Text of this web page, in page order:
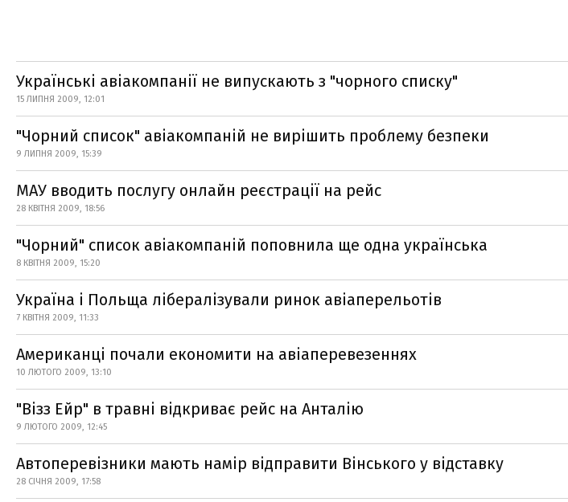
Українські авіакомпанії не випускають з "чорного списку"
15 ЛИПНЯ 2009, 12:01
"Чорний список" авіакомпаній не вирішить проблему безпеки
9 ЛИПНЯ 2009, 15:39
МАУ вводить послугу онлайн реєстрації на рейс
28 КВІТНЯ 2009, 18:56
"Чорний" список авіакомпаній поповнила ще одна українська
8 КВІТНЯ 2009, 15:20
Україна і Польща лібералізували ринок авіаперельотів
7 КВІТНЯ 2009, 11:33
Американці почали економити на авіаперевезеннях
10 ЛЮТОГО 2009, 13:10
"Візз Ейр" в травні відкриває рейс на Анталію
9 ЛЮТОГО 2009, 12:45
Автоперевізники мають намір відправити Вінського у відставку
28 СІЧНЯ 2009, 17:58